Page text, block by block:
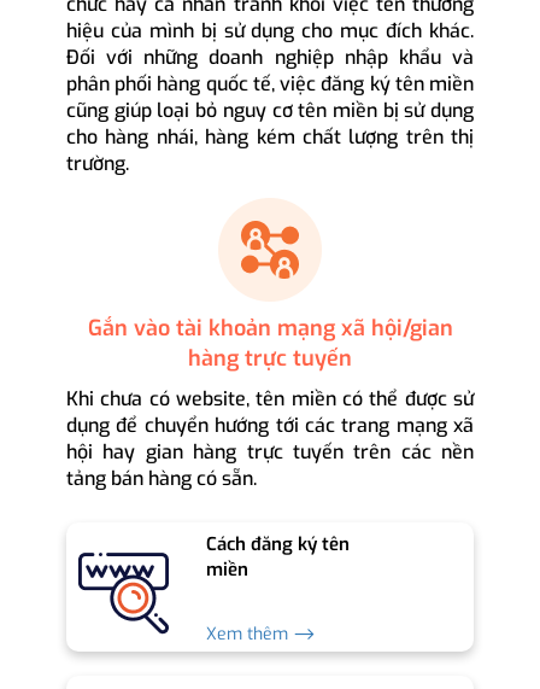
hiệu của mình bị sử dụng cho mục đích khác.
Đối với những doanh nghiệp nhập khẩu và
phân phối hàng quốc tế, việc đăng ký tên miền
cũng giúp loại bỏ nguy cơ tên miền bị sử dụng
cho hàng nhái, hàng kém chất lượng trên thị
trường.
Gắn vào tài khoản mạng xã hội/gian
hàng trực tuyến
Khi chưa có website, tên miền có thể được sử
dụng để chuyển hướng tới các trang mạng xã
hội hay gian hàng trực tuyến trên các nền
tảng bán hàng có sẵn.
Cách đăng ký tên
miền
Xem thêm ⟶